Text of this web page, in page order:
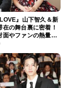
』山下智久＆新
の舞台裏に密着！
面やファンの熱量受
持ちでいっぱい」